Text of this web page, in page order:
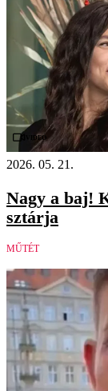
Videó
2026. 05. 21.
Nagy a baj!
sztárja
MŰTÉT